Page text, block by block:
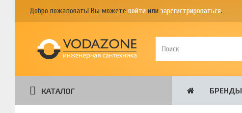
Добро пожаловать! Вы можете войти или зарегистрироваться.
КАТАЛОГ БРЕНДЫ